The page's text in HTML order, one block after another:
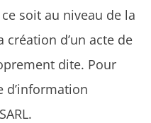
soit au niveau de la
d’un acte de
dite. Pour
d’information